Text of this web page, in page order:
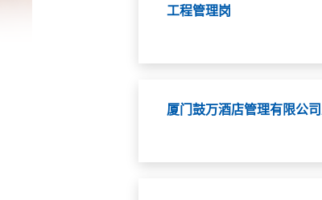
工程管理岗
厦门鼓万酒店管理有限公